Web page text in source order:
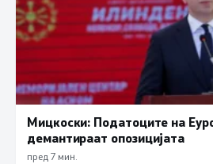
Мицкоски: Податоците на
демантираат опозицијата
пред 7 мин.